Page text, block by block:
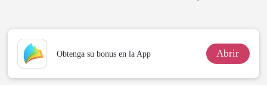
Obtenga su bonus en la App Abrir